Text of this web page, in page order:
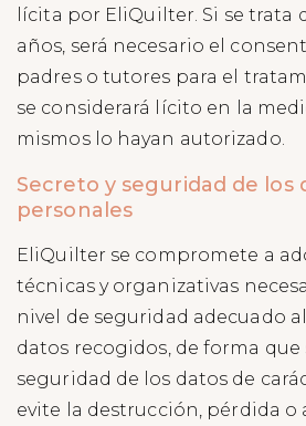
lícita por EliQuilter. Si se trata
años, será necesario el
padres o tutores para el
se considerará lícito en la
mismos lo hayan autorizado.
Secreto y seguridad de los
personales
EliQuilter se compromete a
técnicas y organizativas
nivel de seguridad adecuado
datos recogidos, de forma que
seguridad de los datos de
evite la destrucción, pérdida o